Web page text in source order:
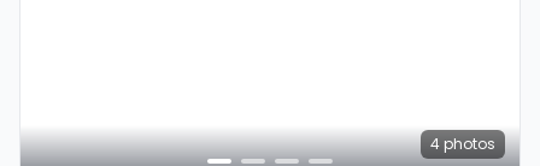
4 photos